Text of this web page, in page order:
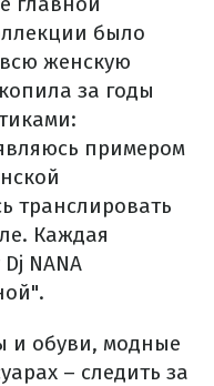
было
женскую
за годы
примером
транслировать
Каждая
NANA
и обуви, модные
– следить за